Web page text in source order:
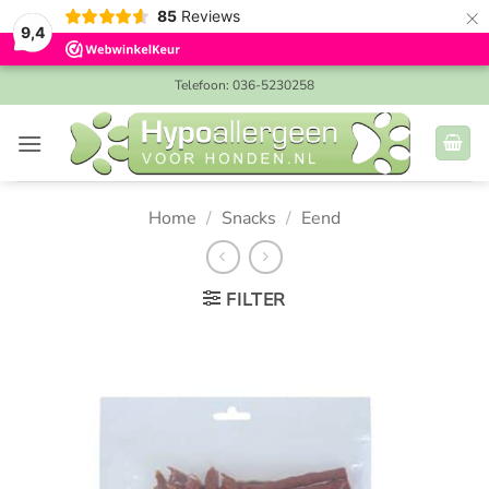
9,4
85 Reviews ×
Ga
naar
inhoud
Telefoon: 036-5230258
Home / Snacks / Eend
FILTER